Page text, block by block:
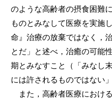
のような高齢者の摂食困難
ものとみなして医療を実施
命』治療の放棄ではなく，
とだ」と述べ，治癒の可能
期とみなすこと（「みなし
には許されるものではない
また，高齢者医療におけ